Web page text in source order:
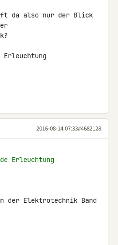
da also nur der Blick
2016-08-14 07:33#4682128
Erleuchtung
der Elektrotechnik Band